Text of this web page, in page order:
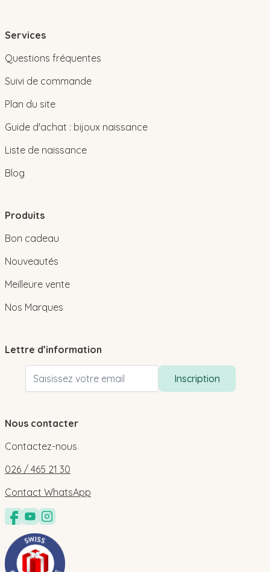
Services
Questions fréquentes
Suivi de commande
Plan du site
Guide d'achat : bijoux naissance
Liste de naissance
Blog
Produits
Bon cadeau
Nouveautés
Meilleure vente
Nos Marques
Lettre d’information
Adresse email
Inscription
Nous contacter
Contactez-nous
026 / 465 21 30
Contact WhatsApp